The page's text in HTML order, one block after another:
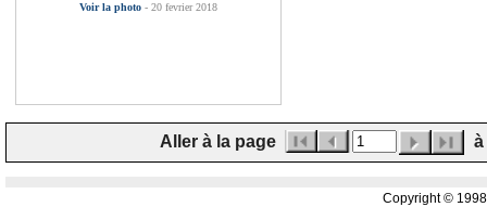
Voir la photo - 20 fevrier 2018
Aller à la page à
Copyright ©